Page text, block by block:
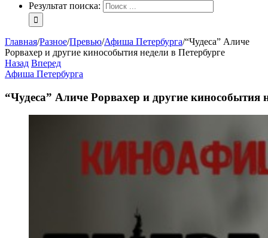
Результат поиска:
Главная/Разное/Превью/Афиша Петербурга/“Чудеса” Аличе
Рорвахер и другие кинособытия недели в Петербурге
Назад Вперед
Афиша Петербурга
“Чудеса” Аличе Рорвахер и другие кинособытия